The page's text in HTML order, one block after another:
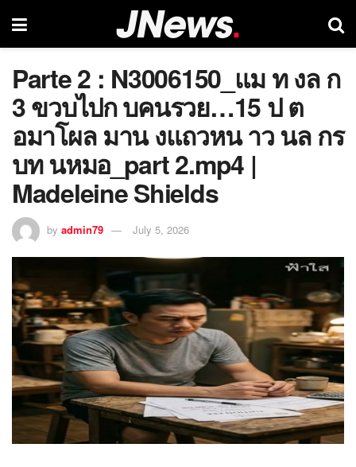
Parte 2 : N3006150_แม ท งล ก
3 ขวบไปก บคนรวย…15 ป ต
อมาโผล มาน งแถวหน าว นล กร
บท นหมอ_part 2.mp4 |
Madeleine Shields
by admin79 July 5, 2026